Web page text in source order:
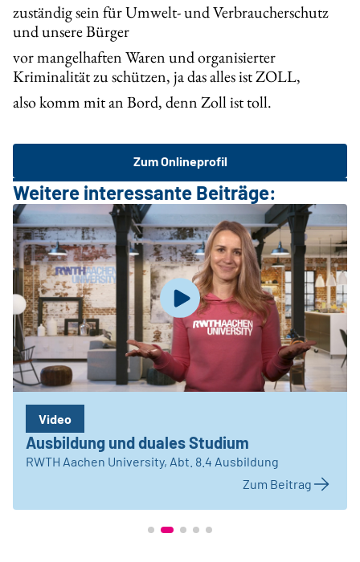
zuständig sein für Umwelt- und Verbraucherschutz
und unsere Bürger
vor mangelhaften Waren und organisierter
Kriminalität zu schützen, ja das alles ist ZOLL,
also komm mit an Bord, denn Zoll ist toll.
Zum Onlineprofil
Weitere interessante Beiträge:
Video
Ausbildung und duales Studium
RWTH Aachen University, Abt. 8.4 Ausbildung
Zum Beitrag